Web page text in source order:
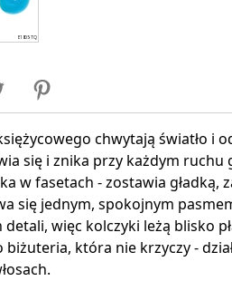
Tweetuj
chwytają światło i
się i znika przy każdym ruchu
w fasetach - zostawia gładką,
się jednym, spokojnym
więc kolczyki leżą blisko
biżuteria, która nie krzyczy -